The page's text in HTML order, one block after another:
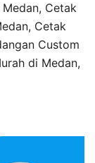
Cetak
Cetak
Custom
di Medan,